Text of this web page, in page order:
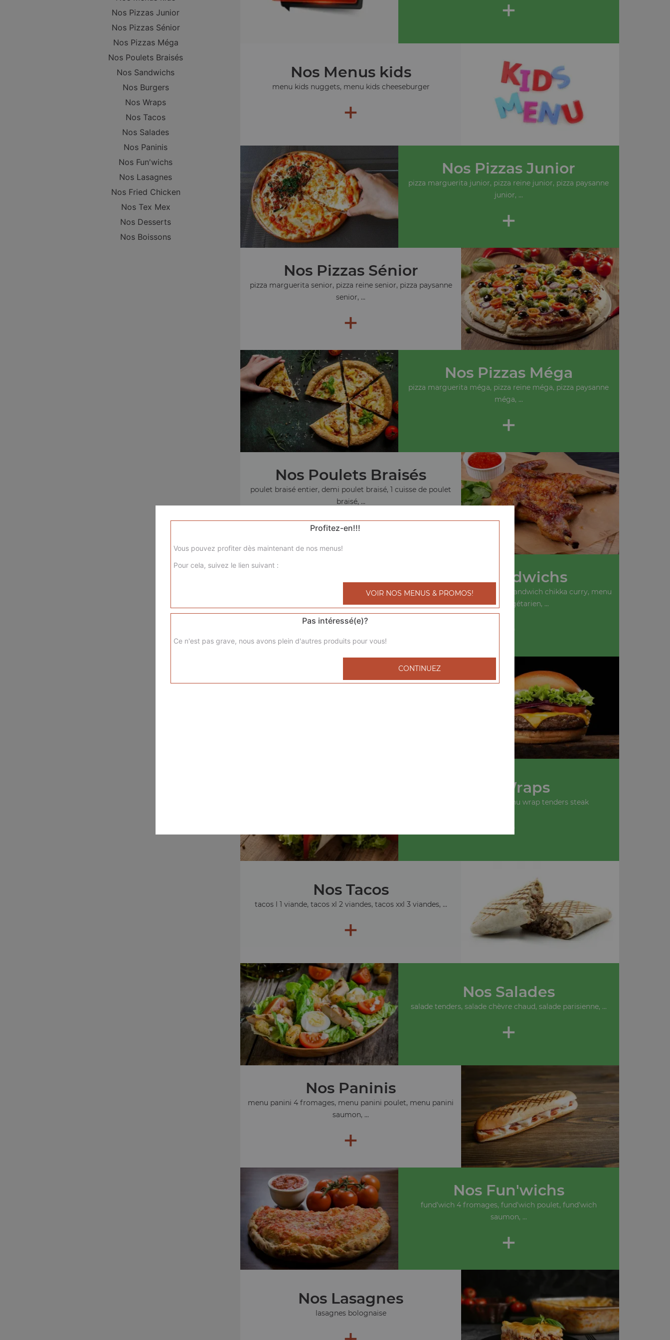
Nos Pizzas Junior
Nos Pizzas Sénior
Nos Pizzas Méga
Nos Poulets Braisés
Nos Sandwichs
Nos Burgers
Nos Wraps
Nos Tacos
Nos Salades
Nos Paninis
Nos Fun'wichs
Nos Lasagnes
Nos Fried Chicken
Nos Tex Mex
Nos Desserts
Nos Boissons
+
Nos Menus kids
menu kids nuggets, menu kids cheeseburger
+
Nos Pizzas Junior
pizza marguerita junior, pizza reine junior, pizza paysanne
junior, ...
+
Nos Pizzas Sénior
pizza marguerita senior, pizza reine senior, pizza paysanne
senior, ...
+
Nos Pizzas Méga
pizza marguerita méga, pizza reine méga, pizza paysanne
méga, ...
+
Nos Poulets Braisés
poulet braisé entier, demi poulet braisé, 1 cuisse de poulet
braisé, ...
+
Nos Sandwichs
menu sandwich kebab, menu sandwich chikka curry, menu
sandwich végétarien, ...
Nos Burgers
Nos Wraps
menu wrap tenders, menu wrap tenders steak
Nos Tacos
tacos l 1 viande, tacos xl 2 viandes, tacos xxl 3 viandes, ...
+
Nos Salades
salade tenders, salade chèvre chaud, salade parisienne, ...
+
Nos Paninis
menu panini 4 fromages, menu panini poulet, menu panini
saumon, ...
+
Nos Fun'wichs
fund'wich 4 fromages, fund'wich poulet, fund'wich
saumon, ...
+
Nos Lasagnes
lasagnes bolognaise
Profitez-en!!!
Vous pouvez profiter dès maintenant de nos menus!
Pour cela, suivez le lien suivant :
VOIR NOS MENUS & PROMOS!
Pas intéressé(e)?
Ce n'est pas grave, nous avons plein d'autres produits pour vous!
CONTINUEZ